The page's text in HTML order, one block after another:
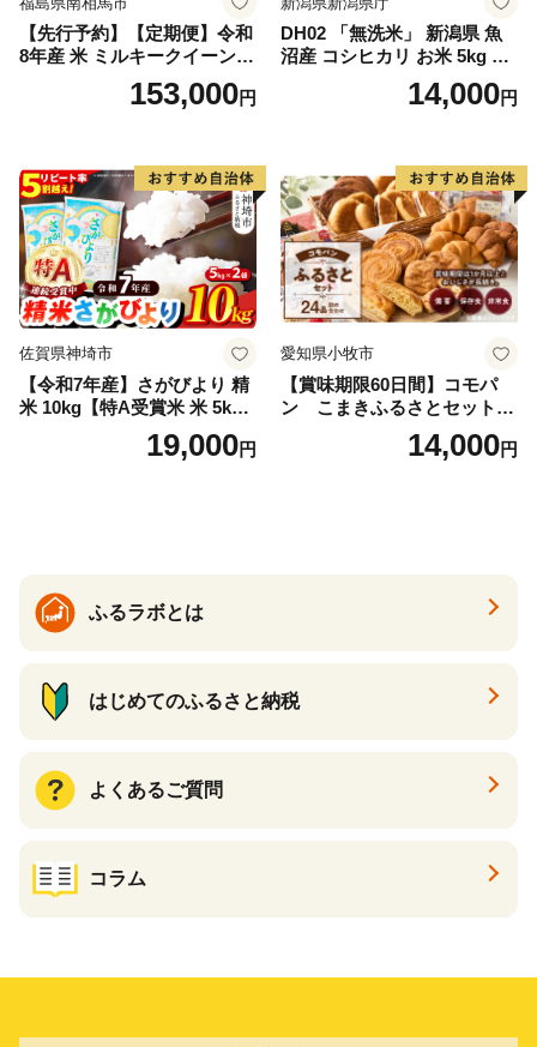
【先行予約】【定期便】令和
8年産 米 ミルキークイーン
白米 45kg (5kg×9回) | ミルキ
ークイーン 米5kg 福島 福島
福島県 南相馬市 cu006-ae
153,000円
DH02 「無洗米」 新潟県 魚
沼産 コシヒカリ お米 5kg こ
しひかり 精米 米（お米の美
味しい炊き方ガイド付き）
14,000円
佐賀県神埼市
【令和7年産】さがびより 精
米 10kg【特A受賞米 米 5kg×
2袋 お米 コメ こめ 国産 美味
しい ブランド米 人気 ランキ
19,000円
愛知県小牧市
【賞味期限60日間】コモパ
ン こまきふるさとセット
（24個入り）／災害用備蓄
保存食 非常食 防災グッズに
14,000円
ふるラボとは
はじめてのふるさと納税
よくあるご質問
コラム